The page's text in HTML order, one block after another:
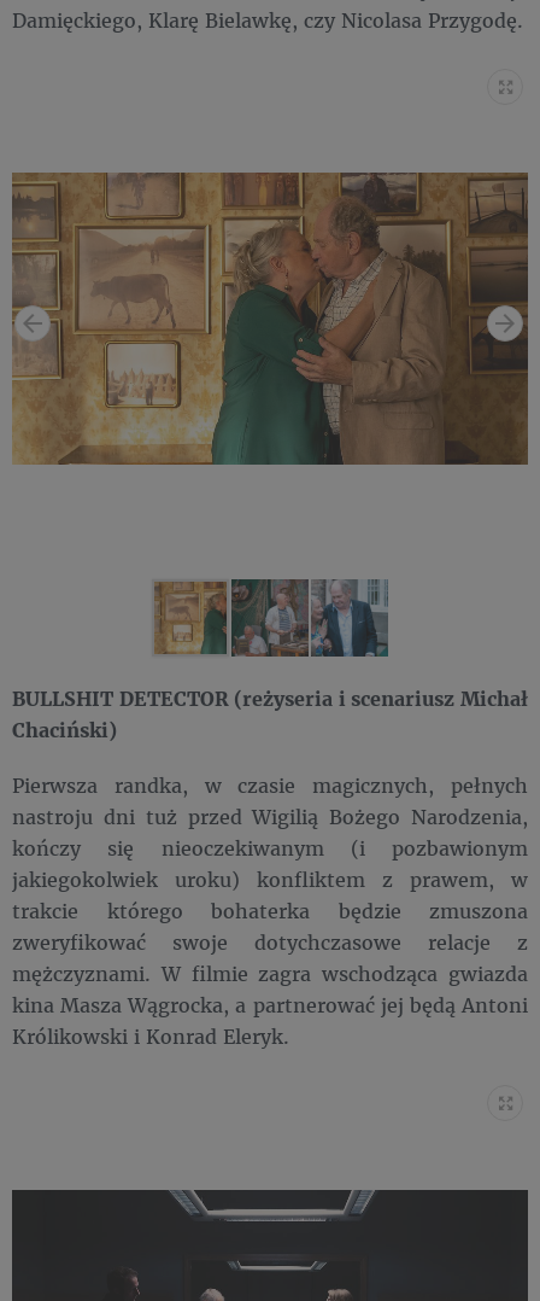
Damięckiego, Klarę Bielawkę, czy Nicolasa Przygodę.
BULLSHIT DETECTOR (reżyseria i scenariusz Michał
Chaciński)
Pierwsza randka, w czasie magicznych, pełnych
nastroju dni tuż przed Wigilią Bożego Narodzenia,
kończy się nieoczekiwanym (i pozbawionym
jakiegokolwiek uroku) konfliktem z prawem, w
trakcie którego bohaterka będzie zmuszona
zweryfikować swoje dotychczasowe relacje z
mężczyznami. W filmie zagra wschodząca gwiazda
kina Masza Wągrocka, a partnerować jej będą Antoni
Królikowski i Konrad Eleryk.